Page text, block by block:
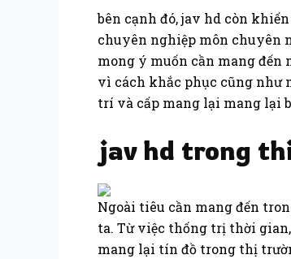
bên cạnh đó, jav hd còn
chuyên nghiệp môn chuyên
mong ý muốn cần mang
vì cách khắc phục cũng như
trí và cấp mang lại mang lại
jav hd trong
Ngoài tiêu cần mang đến
ta. Từ việc thống trị thời
mang lại tín đồ trong thị